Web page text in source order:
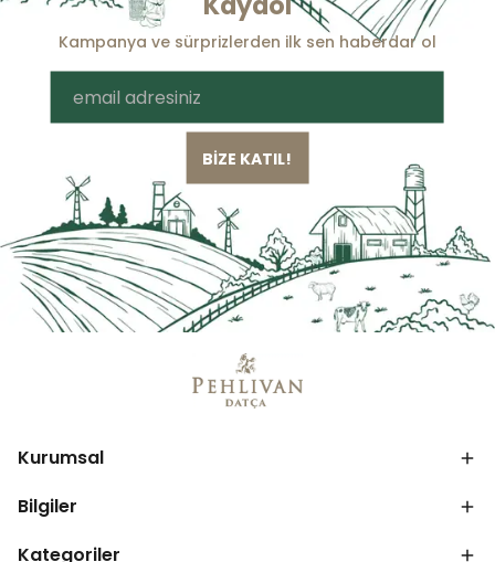
Kampanya ve sürprizlerden ilk sen haberdar ol
BİZE KATIL!
Kurumsal
Bilgiler
Kategoriler